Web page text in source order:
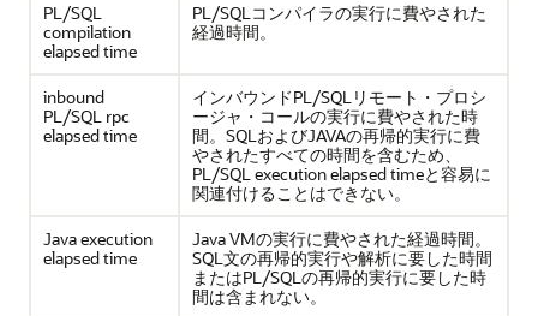
PL/SQL
compilation
elapsed time
PL/SQLコンパイラの実行に費やされた
経過時間。
inbound
PL/SQL rpc
elapsed time
インバウンドPL/SQLリモート・プロシ
ージャ・コールの実行に費やされた時
間。SQLおよびJAVAの再帰的実行に費
やされたすべての時間を含むため、
PL/SQL execution elapsed timeと容易に
関連付けることはできない。
Java execution
elapsed time
Java VMの実行に費やされた経過時間。
SQL文の再帰的実行や解析に要した時間
またはPL/SQLの再帰的実行に要した時
間は含まれない。